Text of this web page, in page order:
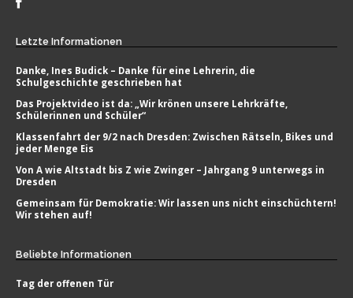
Letzte Informationen
Danke, Ines Budick – Danke für eine Lehrerin, die
Schulgeschichte geschrieben hat
Das Projektvideo ist da: „Wir krönen unsere Lehrkräfte,
Schülerinnen und Schüler“
Klassenfahrt der 9/2 nach Dresden: Zwischen Rätseln, Bikes und
jeder Menge Eis
Von A wie Altstadt bis Z wie Zwinger – Jahrgang 9 unterwegs in
Dresden
Gemeinsam für Demokratie: Wir lassen uns nicht einschüchtern!
Wir stehen auf!
Beliebte Informationen
Tag der offenen Tür